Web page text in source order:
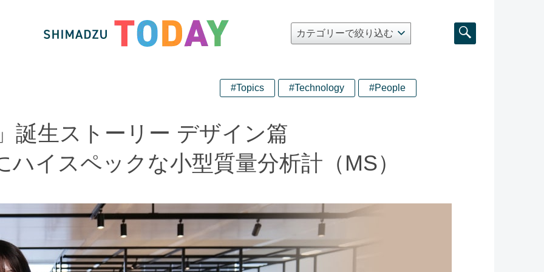
#Topics #Technology #People
誕生ストーリー デザイン篇
イスペックな小型質量分析計（MS）